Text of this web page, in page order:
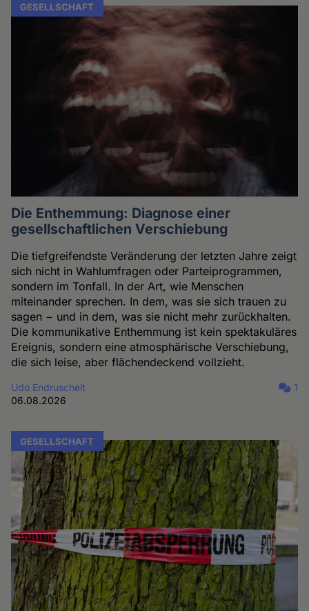
GESELLSCHAFT
Die Enthemmung: Diagnose einer
gesellschaftlichen Verschiebung
Die tiefgreifendste Veränderung der letzten Jahre zeigt
sich nicht in Wahlumfragen oder Parteiprogrammen,
sondern im Tonfall. In der Art, wie Menschen
miteinander sprechen. In dem, was sie sich trauen zu
sagen − und in dem, was sie nicht mehr zurückhalten.
Die kommunikative Enthemmung ist kein spektakuläres
Ereignis, sondern eine atmosphärische Verschiebung,
die sich leise, aber flächendeckend vollzieht.
Udo Endruscheit
06.08.2026
1
GESELLSCHAFT